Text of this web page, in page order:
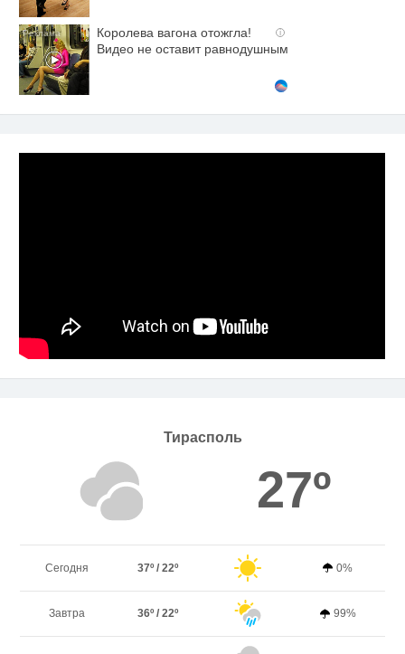
i
Королева вагона отожгла!
Видео не оставит равнодушным
Тирасполь
27º
Сегодня 37º / 22º 0%
Завтра 36º / 22º 99%